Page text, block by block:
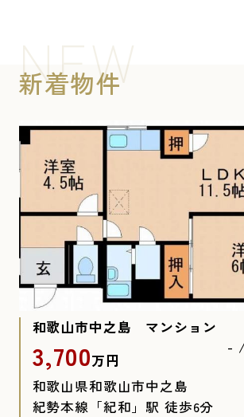
じでしょうか？ 不動
いる方には、毎年固
付する義務が課せら
今...
2024.06.25
土地購入時に知っ
規制とは？注意点や
限...
注文住宅の魅力は、
発想で家を建築でき
が、どのようなプ
制をクリアしている
件になります。 その
制そのものがどのよ
るかを理...
新着物件
NEW
和歌山市中之島 マンション
3,700万円
- /
和歌山県和歌山市中之島
紀勢本線「紀和」駅 徒歩6分